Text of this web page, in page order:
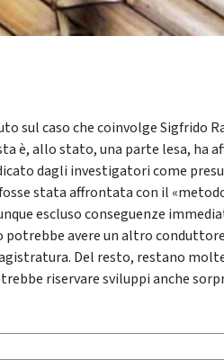
sul caso che coinvolge Sigfrido
è, allo stato, una parte lesa, ha
dagli investigatori come
stata affrontata con il
escluso conseguenze
potrebbe avere un altro
Del resto, restano
riservare sviluppi anche